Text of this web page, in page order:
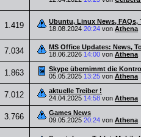
1.419
Ubuntu, Linux News, FAQs,
18.08.2024 20:24 von Athena
7.034
MS Office Updates: News,
18.06.2026 14:00 von Athena
1.863
Skype übernimmt die
05.05.2025 13:25 von Athena
7.012
aktuelle Treiber !
24.04.2025 14:58 von Athena
3.766
Games News
09.05.2025 20:24 von Athena